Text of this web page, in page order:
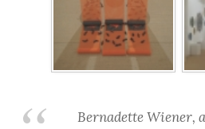
Bernadette Wiener,